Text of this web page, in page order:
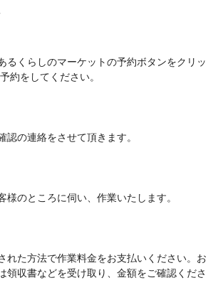
るくらしのマーケットの予約ボタンをクリッ
約をしてください。
認の連絡をさせて頂きます。
様のところに伺い、作業いたします。
れた方法で作業料金をお支払いください。お
領収書などを受け取り、金額をご確認くださ